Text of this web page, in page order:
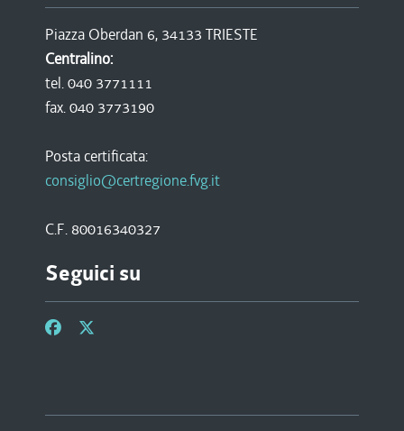
Piazza Oberdan 6, 34133 TRIESTE
Centralino:
tel. 040 3771111
fax. 040 3773190
Posta certificata:
consiglio@certregione.fvg.it
C.F. 80016340327
Seguici su